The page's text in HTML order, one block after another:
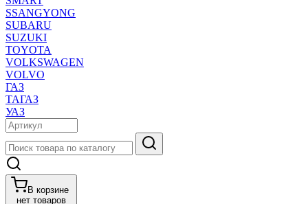
SSANGYONG
SUBARU
SUZUKI
TOYOTA
VOLKSWAGEN
VOLVO
ГАЗ
ТАГАЗ
УАЗ
В корзине
нет товаров